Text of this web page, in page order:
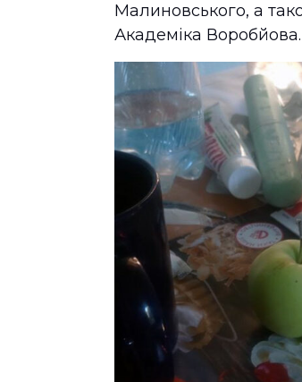
Малиновського, а
Академіка Воробйова.